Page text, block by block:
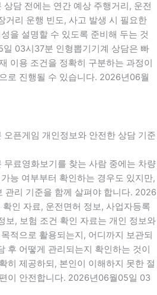
담 전에는 연간 예상 주행거리, 운전
거리 운행 빈도, 사고 발생 시 필요한
을 설명할 수 있도록 준비해 두는 것
03시37분 인형뽑기기계 상담은 빠
이용 조건을 정확히 구분하는 과정이
로 진행될 수 있습니다. 2026년06월
픈게임 개인정보와 안전한 상담 기준
료영화보기를 찾는 사람 중에는 차량
능 여부부터 확인하는 경우도 있지만,
관리 기준을 함께 살펴야 합니다. 2026
인 자료, 운전면허 정보, 사업자등록
보, 보험 조건 확인 자료는 개인 정보와
적으로 활용되는지, 어디까지 보관되
후 어떻게 관리되는지 확인하는 것이
히 제공하되, 본인이 이해하지 못한 절
이 안전합니다. 2026년06월05일 03